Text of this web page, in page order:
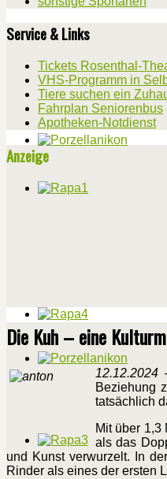
Service & Links
Tickets Rosenthal-
VHS-Programm in
Tiere suchen ein
Fahrplan Seniorenbus
Apotheken-Notdienst
Anzeige
Die Kuh – eine
12.12.2024
Beziehung
tatsächlich
Mit über
als das
und Kunst verwurzelt. In
Rinder als eines der ersten